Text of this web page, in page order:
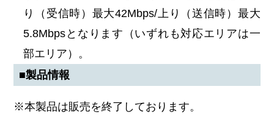
り（受信時）最大42Mbps/上り（送信時）最大
5.8Mbpsとなります（いずれも対応エリアは一
部エリア）。
■製品情報
※本製品は販売を終了しております。